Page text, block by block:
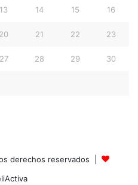
13 14 15 16
20 21 22 23
27 28 29 30
derechos reservados |